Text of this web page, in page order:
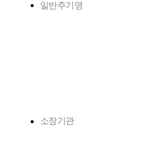
일반주기명
소장기관